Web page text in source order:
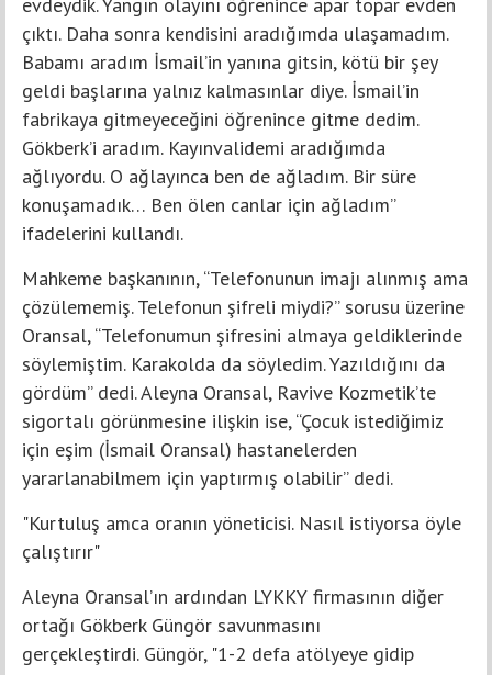
evdeydik. Yangın olayını öğrenince apar topar evden
çıktı. Daha sonra kendisini aradığımda ulaşamadım.
Babamı aradım İsmail’in yanına gitsin, kötü bir şey
geldi başlarına yalnız kalmasınlar diye. İsmail’in
fabrikaya gitmeyeceğini öğrenince gitme dedim.
Gökberk’i aradım. Kayınvalidemi aradığımda
ağlıyordu. O ağlayınca ben de ağladım. Bir süre
konuşamadık… Ben ölen canlar için ağladım”
ifadelerini kullandı.
Mahkeme başkanının, “Telefonunun imajı alınmış ama
çözülememiş. Telefonun şifreli miydi?” sorusu üzerine
Oransal, “Telefonumun şifresini almaya geldiklerinde
söylemiştim. Karakolda da söyledim. Yazıldığını da
gördüm” dedi. Aleyna Oransal, Ravive Kozmetik’te
sigortalı görünmesine ilişkin ise, “Çocuk istediğimiz
için eşim (İsmail Oransal) hastanelerden
yararlanabilmem için yaptırmış olabilir” dedi.
"Kurtuluş amca oranın yöneticisi. Nasıl istiyorsa öyle
çalıştırır"
Aleyna Oransal’ın ardından LYKKY firmasının diğer
ortağı Gökberk Güngör savunmasını
gerçekleştirdi. Güngör, "1-2 defa atölyeye gidip